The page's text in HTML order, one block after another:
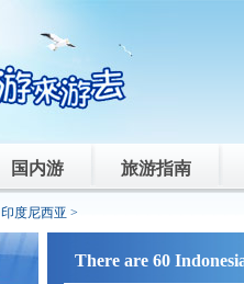
国内游 旅游指南
印度尼西亚 >
There are 60